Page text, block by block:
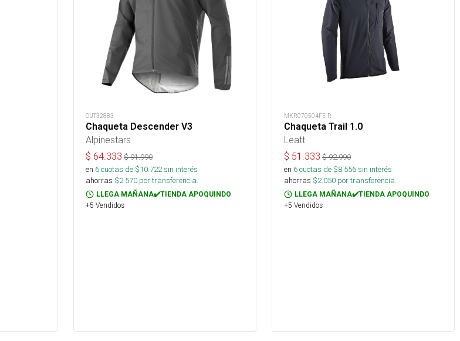
OUT32883
Chaqueta Descender V3
Alpinestars
$ 64.333 $91.990
en 6cuotas de $10.722sin interés
ahorras $2.570 por transferencia.
LLEGA MAÑANA✔️TIENDA APOQUINDO
+5 Vendidos
MKR070504FE-R
Chaqueta Trail 1.0
Leatt
$ 51.333 $92.990
en 6cuotas de $8.556sin interés
ahorras $2.050 por transferencia.
LLEGA MAÑANA✔️TIENDA APOQUINDO
+5 Vendidos